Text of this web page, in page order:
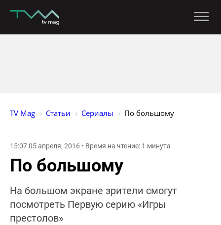
TV Mag Статьи Сериалы По большому
15:07 05 апреля, 2016 • Время на чтение: 1 минута
По большому
На большом экране зрители смогут
посмотреть Первую серию «Игры
престолов»